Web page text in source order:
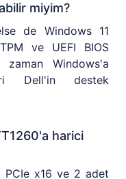
miyim?
de Windows 11
ve UEFI BIOS
Windows'a
Dell'in destek
harici
PCIe x16 ve 2 adet